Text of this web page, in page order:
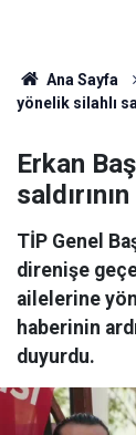
Ana Sayfa
yönelik silahlı
Erkan
TİP Genel
direnişe
ailelerine
haberinin
duyurdu.